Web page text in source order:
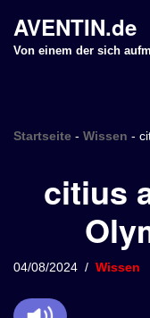
Z
n
p
i
AVENTIN.de
Von einem der sich
Startseite - Wissen -
citius
04/08/2024 Wissen